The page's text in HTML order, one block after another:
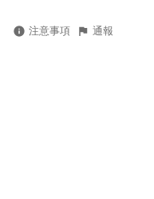
注意事項 通報